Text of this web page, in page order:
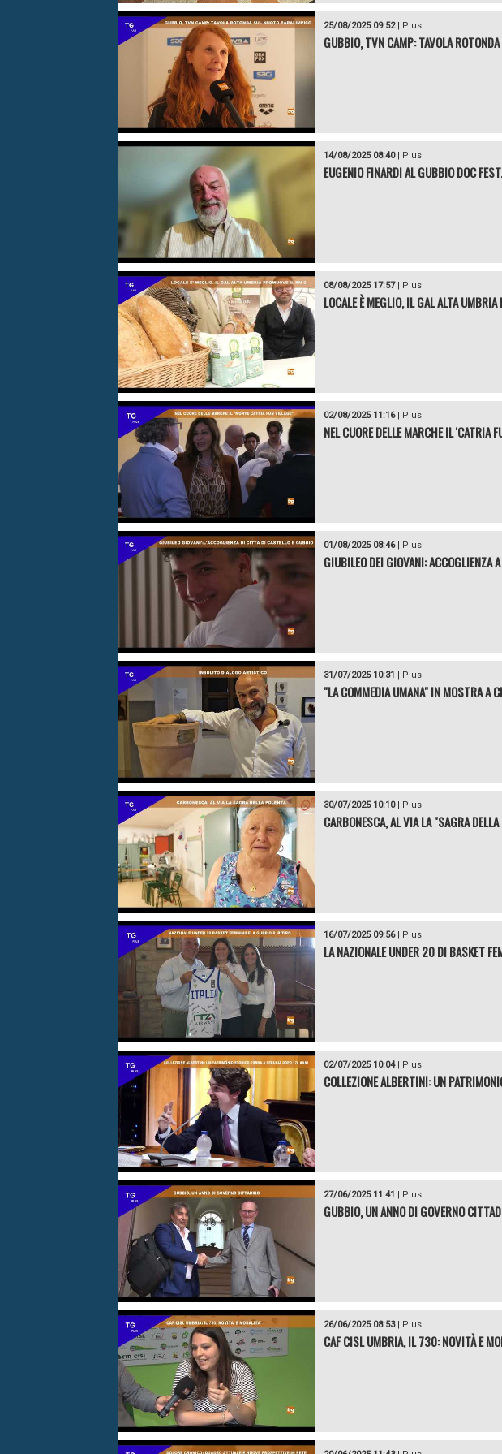
25/08/2025 09:52| Plus
GUBBIO, TVN CAMP: TAVOLA
14/08/2025 08:40| Plus
EUGENIO FINARDI AL GUBBIO DOC
08/08/2025 17:57| Plus
LOCALE È MEGLIO, IL GAL ALTA
02/08/2025 11:16| Plus
NEL CUORE DELLE MARCHE IL 'CATRIA
01/08/2025 08:46| Plus
GIUBILEO DEI GIOVANI: ACCOGLIENZA
31/07/2025 10:31 | Plus
"LA COMMEDIA UMANA" IN MOSTRA A
30/07/2025 10:10| Plus
CARBONESCA, AL VIA LA "SAGRA
16/07/2025 09:56| Plus
LA NAZIONALE UNDER 20 DI BASKET
02/07/2025 10:04| Plus
COLLEZIONE ALBERTINI: UN
27/06/2025 11:41 | Plus
GUBBIO, UN ANNO DI GOVERNO
26/06/2025 08:53| Plus
CAF CISL UMBRIA, IL 730: NOVITÀ E